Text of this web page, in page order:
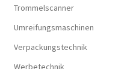
Trommelscanner
Umreifungsmaschinen
Verpackungstechnik
Werbetechnik